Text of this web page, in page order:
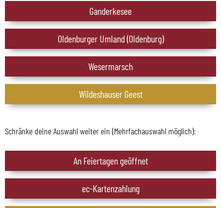
Ganderkesee
Oldenburger Umland (Oldenburg)
Wesermarsch
Wildeshauser Geest
Schränke deine Auswahl weiter ein (Mehrfachauswahl möglich):
An Feiertagen geöffnet
ec-Kartenzahlung